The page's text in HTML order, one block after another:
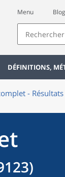
Menu Blog
DÉFINITIONS,
-